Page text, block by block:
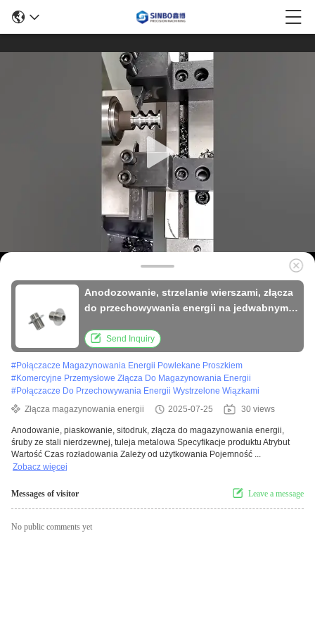
Anodozowanie, strzelanie wierszami, złącza
do przechowywania energii na jedwabnym
Send Inquiry
#Połączacze Magazynowania Energii Powlekane Proszkiem
#Komercyjne Przemysłowe Złącza Do Magazynowania Energii
#Połączacze Do Przechowywania Energii Wystrzelone Wiązkami
Złącza magazynowania energii
2025-07-25 30 views
Anodowanie, piaskowanie, sitodruk, złącza do magazynowania energii,
śruby ze stali nierdzewnej, tuleja metalowa Specyfikacje produktu Atrybut
Wartość Czas rozładowania Zależy od użytkowania Pojemność ...
Zobacz więcej
Messages of visitor Leave a message
No public comments yet